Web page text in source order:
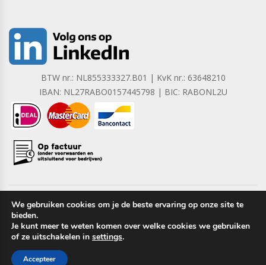
BTW nr.: NL855333327.B01 | KvK nr.: 63648210
IBAN: NL27RABO0157445798 | BIC: RABONL2U
Copyright © 2023 Barrera B.V. Alle rechten voorbehouden.
We gebruiken cookies om je de beste ervaring op onze site te
bieden.
Je kunt meer te weten komen over welke cookies we gebruiken
of ze uitschakelen in settings.
Accepteer